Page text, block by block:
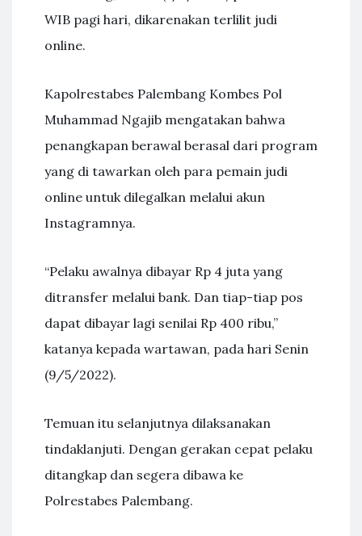
WIB pagi hari, dikarenakan terlilit judi
online.
Kapolrestabes Palembang Kombes Pol
Muhammad Ngajib mengatakan bahwa
penangkapan berawal berasal dari program
yang di tawarkan oleh para pemain judi
online untuk dilegalkan melalui akun
Instagramnya.
“Pelaku awalnya dibayar Rp 4 juta yang
ditransfer melalui bank. Dan tiap-tiap pos
dapat dibayar lagi senilai Rp 400 ribu,”
katanya kepada wartawan, pada hari Senin
(9/5/2022).
Temuan itu selanjutnya dilaksanakan
tindaklanjuti. Dengan gerakan cepat pelaku
ditangkap dan segera dibawa ke
Polrestabes Palembang.